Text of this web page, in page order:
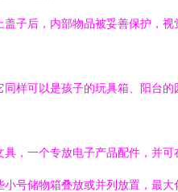
子后，内部物品被妥善保护
样可以是孩子的玩具箱、阳台
，一个专放电子产品配件，并可
号储物箱叠放或并列放置，最大